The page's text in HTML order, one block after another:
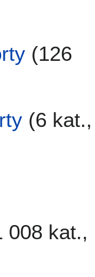
(126
(6 kat.,
008 kat.,